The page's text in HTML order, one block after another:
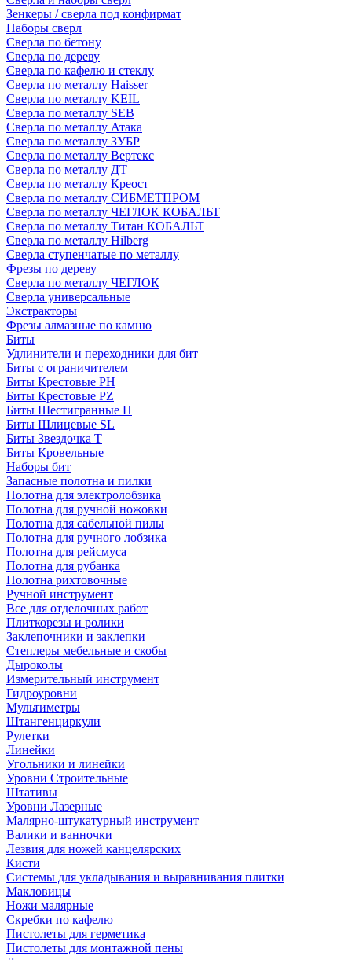
Зенкеры / сверла под конфирмат
Наборы сверл
Сверла по бетону
Сверла по дереву
Сверла по кафелю и стеклу
Сверла по металлу Haisser
Сверла по металлу KEIL
Сверла по металлу SEB
Сверла по металлу Атака
Сверла по металлу ЗУБР
Сверла по металлу Вертекс
Сверла по металлу ДТ
Сверла по металлу Креост
Сверла по металлу СИБМЕТПРОМ
Сверла по металлу ЧЕГЛОК КОБАЛЬТ
Сверла по металлу Титан КОБАЛЬТ
Сверла по металлу Hilberg
Сверла ступенчатые по металлу
Фрезы по дереву
Сверла по металлу ЧЕГЛОК
Сверла универсальные
Экстракторы
Фрезы алмазные по камню
Биты
Удлинители и переходники для бит
Биты с ограничителем
Биты Крестовые PH
Биты Крестовые PZ
Биты Шестигранные H
Биты Шлицевые SL
Биты Звездочка T
Биты Кровельные
Наборы бит
Запасные полотна и пилки
Полотна для электролобзика
Полотна для ручной ножовки
Полотна для сабельной пилы
Полотна для ручного лобзика
Полотна для рейсмуса
Полотна для рубанка
Полотна рихтовочные
Ручной инструмент
Все для отделочных работ
Плиткорезы и ролики
Заклепочники и заклепки
Степлеры мебельные и скобы
Дыроколы
Измерительный инструмент
Гидроуровни
Мультиметры
Штангенциркули
Рулетки
Линейки
Угольники и линейки
Уровни Строительные
Штативы
Уровни Лазерные
Малярно-штукатурный инструмент
Валики и ванночки
Лезвия для ножей канцелярских
Кисти
Системы для укладывания и выравнивания плитки
Макловицы
Ножи малярные
Скребки по кафелю
Пистолеты для герметика
Пистолеты для монтажной пены